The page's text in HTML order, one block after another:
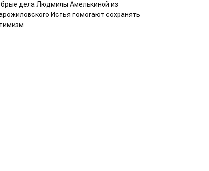
дела Людмилы Амелькиной из
Истья помогают сохранять